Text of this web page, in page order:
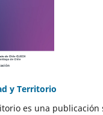
y Territorio
es una publicación